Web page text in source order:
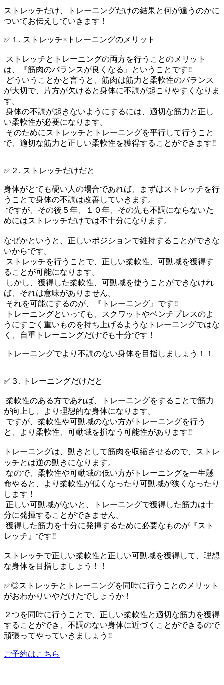
ストレッチだけ、トレーニングだけの結果と何が違うのかに
ついてお伝えしていきます！
✅１. ストレッチ×トレーニングのメリット
ストレッチとトレーニングの両方を行うことのメリット
は、『筋肉のバランスが良くなる』ということです‼️
どういうことかと言うと、筋肉は筋力と柔軟性のバランス
が大切で、片方が欠けると身体に不調が起こりやすくなりま
す。
身体の不調が起きないようにするには、適切な筋力と正し
い柔軟性が必要になります。
そのためにストレッチとトレーニングを平行して行うこと
で、適切な筋力と正しい柔軟性を獲得することができます‼️
✅２. ストレッチだけだと
身体がとても硬い人の場合であれば、まずはストレッチを行
うことで身体の不調は改善していきます。
ですが、その後５年、１０年、その先も不調にならないた
めにはストレッチだけでは不十分になります。
なぜかというと、正しいポジションで維持することができな
いからです。
ストレッチを行うことで、正しい柔軟性、可動域を獲得す
ることが可能になります。
しかし、獲得した柔軟性、可動域を使うことができなけれ
ば、それは意味がありません。
それを可能にするのが、『トレーニング』です‼️
トレーニングといっても、スクワットやベンチプレスのよ
うにすごく重いものを持ち上げるようなトレーニングではな
く、自重トレーニングだけでも十分です！
トレーニングでより不調のない身体を目指しましょう！！
✅３. トレーニングだけだと
柔軟性のある方であれば、トレーニングをすることで筋力
が向上し、より理想的な身体になります。
ですが、柔軟性や可動域のない方がトレーニングを行う
と、より柔軟性、可動域を損なう可能性があります‼️
トレーニングは、動きとして筋肉を収縮させるので、ストレ
ッチとは逆の動きになります。
なので、柔軟性や可動域の低い方がトレーニングを一生懸
命やると、より柔軟性が低くなったり可動域が狭くなったり
します！
正しい可動域がないと、トレーニングで獲得した筋力は十
分に発揮することができません。
獲得した筋力を十分に発揮するために必要なものが『スト
レッチ』です‼️
ストレッチで正しい柔軟性と正しい可動域を獲得して、理想
な身体を目指しましょう！！
✅◎ストレッチとトレーニングを同時に行うことのメリット
がおわかりいやだけたでしょうか！
２つを同時に行うことで、正しい柔軟性と適切な筋力を獲得
することができ、不調のない身体に近づくことができるので
頑張ってやっていきましょう‼️
ご予約はこちら